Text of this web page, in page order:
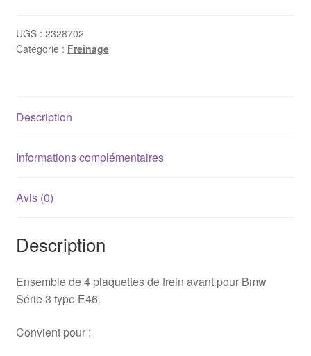
frein
avant
318i,
320d,
325i,
UGS : 2328702
Catégorie : Freinage
Description
Informations complémentaires
Avis (0)
Description
Ensemble de 4 plaquettes de frein avant pour Bmw
Série 3 type E46.
Convient pour :